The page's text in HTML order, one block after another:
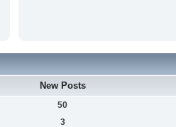
New Posts
50
3